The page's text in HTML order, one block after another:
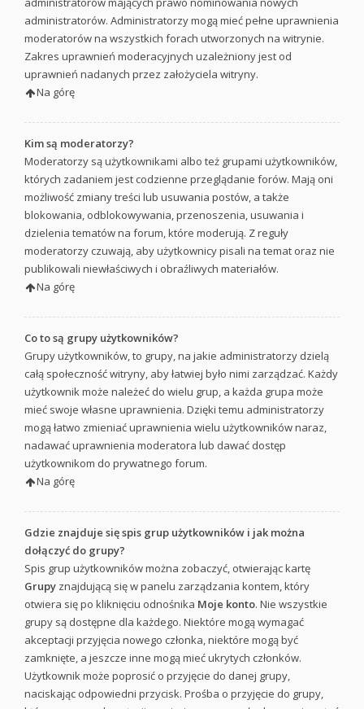
administratorów. Administratorzy mogą mieć pełne uprawnienia
moderatorów na wszystkich forach utworzonych na witrynie.
Zakres uprawnień moderacyjnych uzależniony jest od
uprawnień nadanych przez założyciela witryny.
Na górę
Kim są moderatorzy?
Moderatorzy są użytkownikami albo też grupami użytkowników,
których zadaniem jest codzienne przeglądanie forów. Mają oni
możliwość zmiany treści lub usuwania postów, a także
blokowania, odblokowywania, przenoszenia, usuwania i
dzielenia tematów na forum, które moderują. Z reguły
moderatorzy czuwają, aby użytkownicy pisali na temat oraz nie
publikowali niewłaściwych i obraźliwych materiałów.
Na górę
Co to są grupy użytkowników?
Grupy użytkowników, to grupy, na jakie administratorzy dzielą
całą społeczność witryny, aby łatwiej było nimi zarządzać. Każdy
użytkownik może należeć do wielu grup, a każda grupa może
mieć swoje własne uprawnienia. Dzięki temu administratorzy
mogą łatwo zmieniać uprawnienia wielu użytkowników naraz,
nadawać uprawnienia moderatora lub dawać dostęp
użytkownikom do prywatnego forum.
Na górę
Gdzie znajduje się spis grup użytkowników i jak można
dołączyć do grupy?
Spis grup użytkowników można zobaczyć, otwierając kartę
Grupy znajdującą się w panelu zarządzania kontem, który
otwiera się po kliknięciu odnośnika Moje konto. Nie wszystkie
grupy są dostępne dla każdego. Niektóre mogą wymagać
akceptacji przyjęcia nowego członka, niektóre mogą być
zamknięte, a jeszcze inne mogą mieć ukrytych członków.
Użytkownik może poprosić o przyjęcie do danej grupy,
naciskając odpowiedni przycisk. Prośba o przyjęcie do grupy,